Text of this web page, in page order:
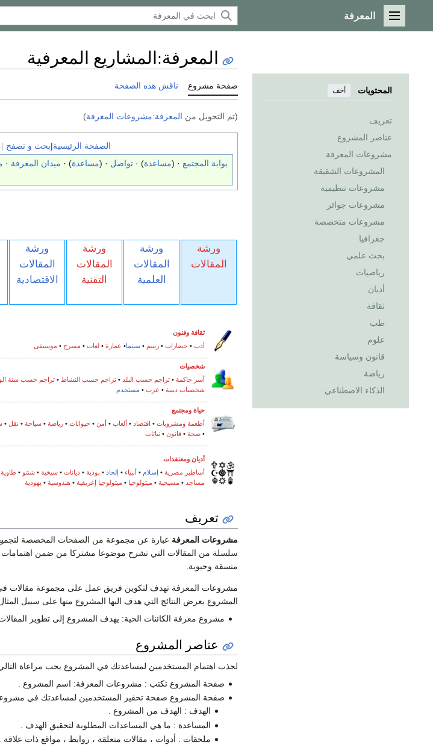
القائمة الرئيسية
المعرفة
المحتويات أخف
تعريف
عناصر المشروع
مشروعات المعرفة
المشروعات الشقيقة
مشروعات تنظيمية
مشروعات جوائر
مشروعات متخصصة
جغرافيا
بحث علمي
رياضيات
أديان
ثقافة
طب
علوم
قانون وسياسة
رياضة
الذكاء الاصطناعي
المعرفة:المشاريع المعرفية
صفحة مشروع ناقش هذه الصفحة
(تم التحويل من المعرفة:مشروعات المعرفة)
الصفحة الرئيسية|بحث و تصفح |
بوابة المجتمع · (مساعدة) · تواصل · (مساعدة) · ميدان المعرفة ·
ورشة
المقالات
ورشة
المقالات
العلمية
ورشة
المقالات
التقنية
ورشة
المقالات
الاقتصادية
ثقافة وفنون
أدب • حضارات • رسم • سينما• عمارة • لغات • مسرح • موسيقى
شخصيات
أسر حاكمة • تراجم حسب البلد • تراجم حسب النشاط • تراجم حسب سنة
شخصيات دينية • عرب • مستخدم
حياة ومجتمع
أطعمة ومشروبات • اقتصاد • ألعاب • أمن • حيوانات • رياضة • سياحة • نقل •
• صحة • قانون • نباتات
أديان ومعتقدات
أساطير مصرية • إسلام • أنبياء • إلحاد • بوذية • ديانات • سيخية • شنتو • طاوية
مساجد • مسيحية • ميثولوجيا • ميثولوجيا إغريقية • هندوسية • يهودية
تعريف
مشروعات المعرفة عبارة عن مجموعة من الصفحات المخصصة لتجميع
سلسلة من المقالات التي تشرح موضوعا مشتركا من ضمن اهتمامات
منسقة وحيوية.
مشروعات المعرفة تهدف لتكوين فريق عمل على مجموعة مقالات في
المشروع بعرض النتائج التي هدف اليها المشروع منها على سبيل
مشروع معرفة الكائنات الحية: يهدف المشروع إلى تطوير
عناصر المشروع
لجذب اهتمام المستخدمين لمساعدتك في المشروع يجب مراعاة
صفحة المشروع تكتب : مشروعات المعرفة: اسم المشروع .
صفحة المشروع صفحة تحفيز المستخدمين لمساعدتك في
الهدف : الهدف من المشروع .
المساعدة : ما هي المساعدات المطلوبة لتحقيق الهدف .
ملحقات : أدوات ، مقالات متعلقة ، روابط ، مواقع ذات علاقة .